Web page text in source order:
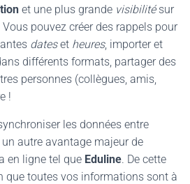
et une plus grande visibilitésur
Vous pouvez créer des rappels pour
dateset heures, importer et
différents formats, partager des
personnes (collègues, amis,
!
les données entre
autre avantage majeur de
en ligne tel que Eduline. De cette
que toutes vos informations sont à